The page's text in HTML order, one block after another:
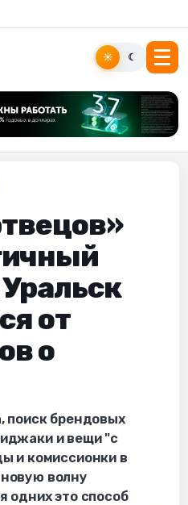
☀ ☾
от
о
поиск брендовых
и вещи "с
и комиссионки в
волну
одних это способ